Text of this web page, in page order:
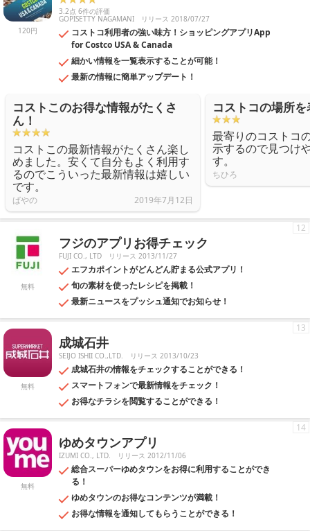
120円
3.2点 6件の評価
GOPISETTY NAGAMANI リリース 2018/07/27
コストコ利用者の強い味方！ショッピングアプリApp
for Costco USA & Canada
細かい情報を一覧表示することが可能！
最新の情報に簡単アップデート！
コストこのお得な情報がたくさ
ん！
コストこの最新情報がたくさん楽し
めました。安くて自分もよく利用す
るのでこういった最新情報は嬉しい
です。
ばやの 2019年7月12日
コストコの場所を
最寄りのコストコ
示するので見つけ
す。
ちひろ
無料
フジのアプリお得チェック
FUJI CO., LTD リリース 2013/11/27
エフカポイントがどんどん貯まる公式アプリ！
旬の素材を使ったレシピを掲載！
最新ニュースをプッシュ通知でお知らせ！
12
無料
成城石井
SEIJO ISHII CO.,LTD. リリース 2013/10/23
成城石井の情報をチェックすることができる！
スマートフォンで最新情報をチェック！
お得なチラシを閲覧することができる！
13
無料
ゆめタウンアプリ
IZUMI CO., LTD. リリース 2012/11/06
総合スーパーゆめタウンをお得に利用することができ
る！
ゆめタウンのお得なコンテンツが満載！
お得な情報を通知してもらうことができる！
14